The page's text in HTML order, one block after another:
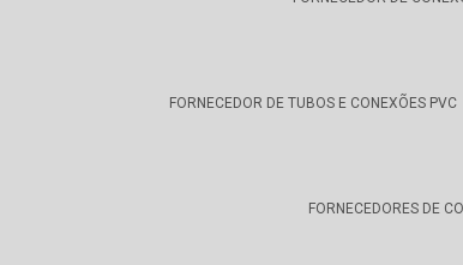
FORNECEDOR DE TUBOS E CONEXÕES PVC
FORNECEDORES DE